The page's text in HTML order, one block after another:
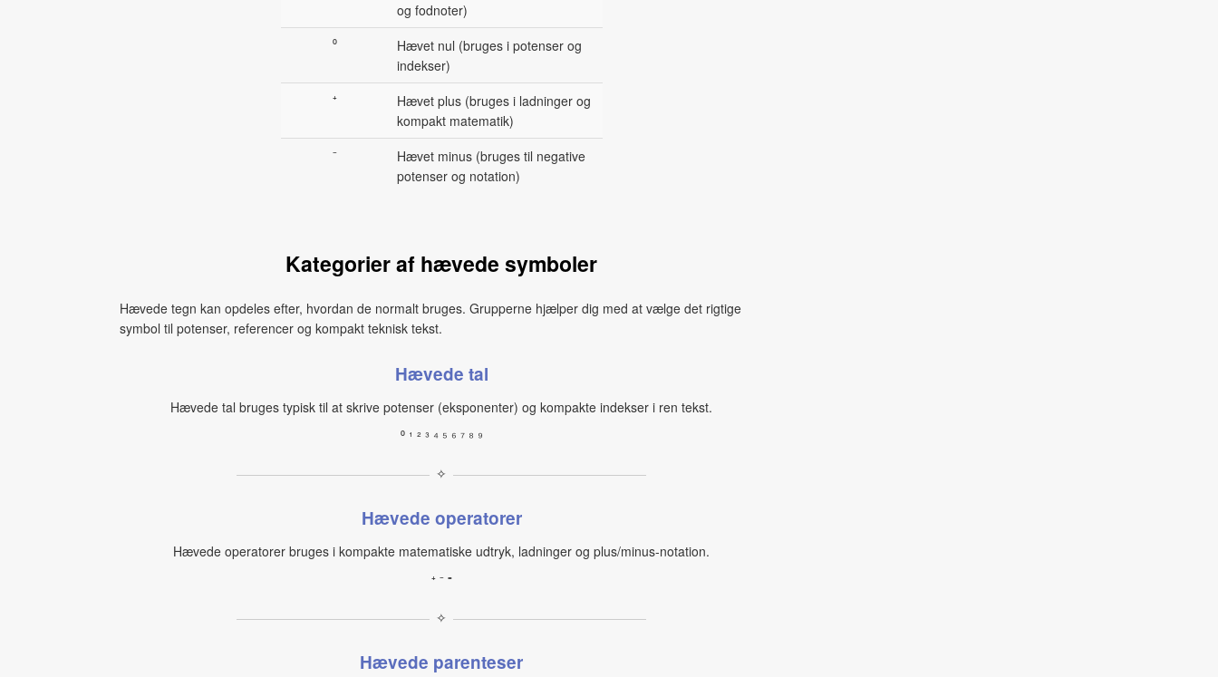
og fodnoter)
⁰
Hævet nul (bruges i potenser og
indekser)
⁺
Hævet plus (bruges i ladninger og
kompakt matematik)
⁻
Hævet minus (bruges til negative
potenser og notation)
Kategorier af hævede symboler
Hævede tegn kan opdeles efter, hvordan de normalt bruges. Grupperne hjælper dig med at vælge det rigtige
symbol til potenser, referencer og kompakt teknisk tekst.
Hævede tal
Hævede tal bruges typisk til at skrive potenser (eksponenter) og kompakte indekser i ren tekst.
⁰ ¹ ² ³ ⁴ ⁵ ⁶ ⁷ ⁸ ⁹
✧
Hævede operatorer
Hævede operatorer bruges i kompakte matematiske udtryk, ladninger og plus/minus‑notation.
⁺ ⁻ ⁼
✧
Hævede parenteser